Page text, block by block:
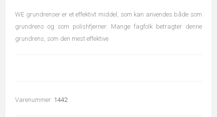
WE grundrenser er et effektivt middel, som kan anvendes både som
grundrens og som polishfjerner. Mange fagfolk betragter denne
grundrens, som den mest effektive
Varenummer: 1442